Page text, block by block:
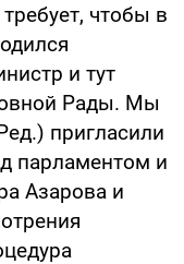
чтобы в
и тут
Рады. Мы
пригласили
парламентом и
Азарова и